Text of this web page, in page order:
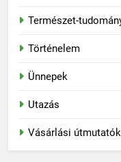
Természet-
Történelem
Ünnepek
Utazás
Vásárlási útmutatók